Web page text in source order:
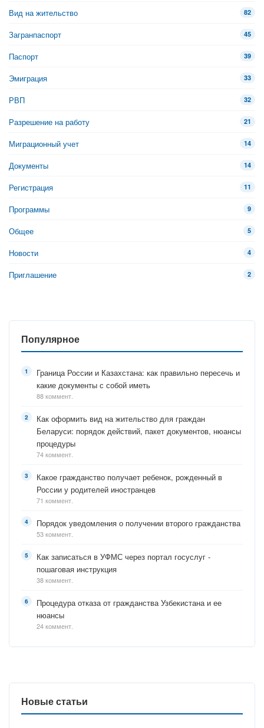
Вид на жительство 82
Загранпаспорт 45
Паспорт 39
Эмиграция 33
РВП 32
Разрешение на работу 21
Миграционный учет 14
Документы 14
Регистрация 11
Программы 9
Общее 5
Новости 4
Приглашение 2
Популярное
Граница России и Казахстана: как правильно пересечь и
какие документы с собой иметь
88 коммент.
Как оформить вид на жительство для граждан
Беларуси: порядок действий, пакет документов, нюансы
процедуры
74 коммент.
Какое гражданство получает ребенок, рожденный в
России у родителей иностранцев
71 коммент.
Порядок уведомления о получении второго гражданства
53 коммент.
Как записаться в УФМС через портал госуслуг -
пошаговая инструкция
38 коммент.
Процедура отказа от гражданства Узбекистана и ее
нюансы
24 коммент.
Новые статьи